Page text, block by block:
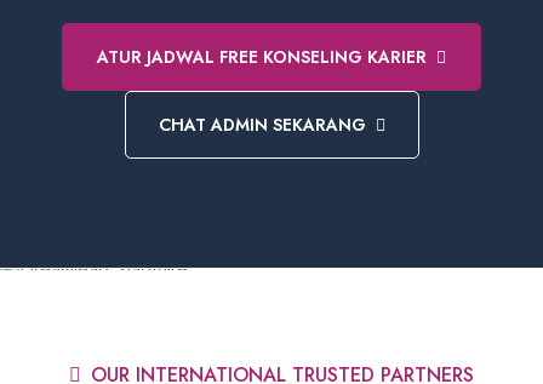
ATUR JADWAL FREE KONSELING KARIER
CHAT ADMIN SEKARANG
OUR INTERNATIONAL TRUSTED PARTNERS